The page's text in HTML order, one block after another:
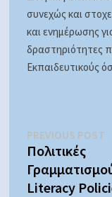
συνεχώς και
και ενημέρωσης
δραστηριότητες
Εκπαιδευτικούς
Πλοήγηση
άρθρων
PREVIOUS POST
Πολιτικές
Literacy